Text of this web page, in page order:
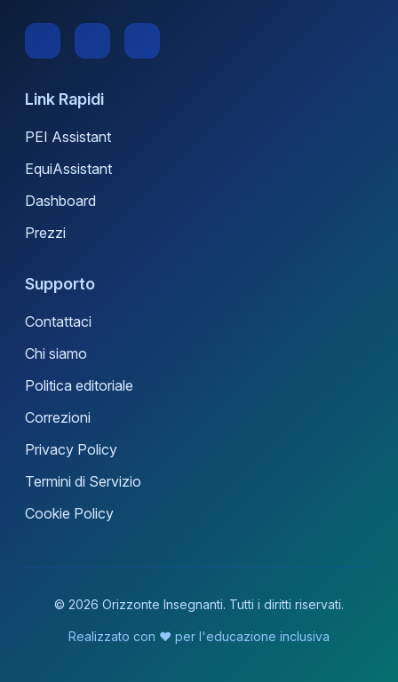
Link Rapidi
PEI Assistant
EquiAssistant
Dashboard
Prezzi
Supporto
Contattaci
Chi siamo
Politica editoriale
Correzioni
Privacy Policy
Termini di Servizio
Cookie Policy
© 2026 Orizzonte Insegnanti. Tutti i diritti riservati.
Realizzato con ❤️ per l'educazione inclusiva